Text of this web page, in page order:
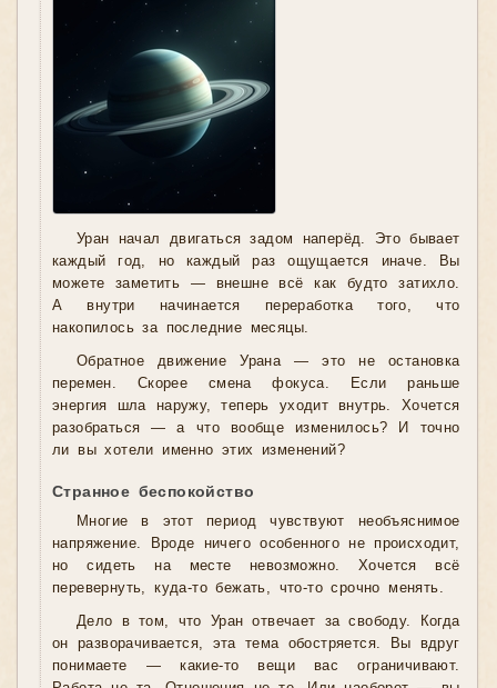
Уран начал двигаться задом наперёд. Это бывает
каждый год, но каждый раз ощущается иначе. Вы
можете заметить — внешне всё как будто затихло.
А внутри начинается переработка того, что
накопилось за последние месяцы.
Обратное движение Урана — это не остановка
перемен. Скорее смена фокуса. Если раньше
энергия шла наружу, теперь уходит внутрь. Хочется
разобраться — а что вообще изменилось? И точно
ли вы хотели именно этих изменений?
Странное беспокойство
Многие в этот период чувствуют необъяснимое
напряжение. Вроде ничего особенного не происходит,
но сидеть на месте невозможно. Хочется всё
перевернуть, куда-то бежать, что-то срочно менять.
Дело в том, что Уран отвечает за свободу. Когда
он разворачивается, эта тема обостряется. Вы вдруг
понимаете — какие-то вещи вас ограничивают.